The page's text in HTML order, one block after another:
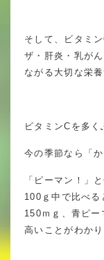
そして、ビタミ
ザ・肝炎・乳が
ながる大切な栄養
ビタミンCを多く
今の季節なら「
「ピーマン！」
100ｇ中で比べる
150ｍｇ、青ピ
高いことがわかり